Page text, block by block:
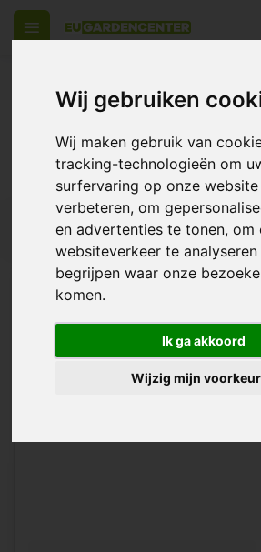
Wij gebruiken
Wij maken gebruik van
tracking-technologieën om
surfervaring op onze
verbeteren, om
en advertenties te tonen, om
websiteverkeer te
begrijpen waar onze
komen.
Ik ga akkoord
Wijzig mijn
Producten getagd met
Straight
AutoPot
Straight
€29,95